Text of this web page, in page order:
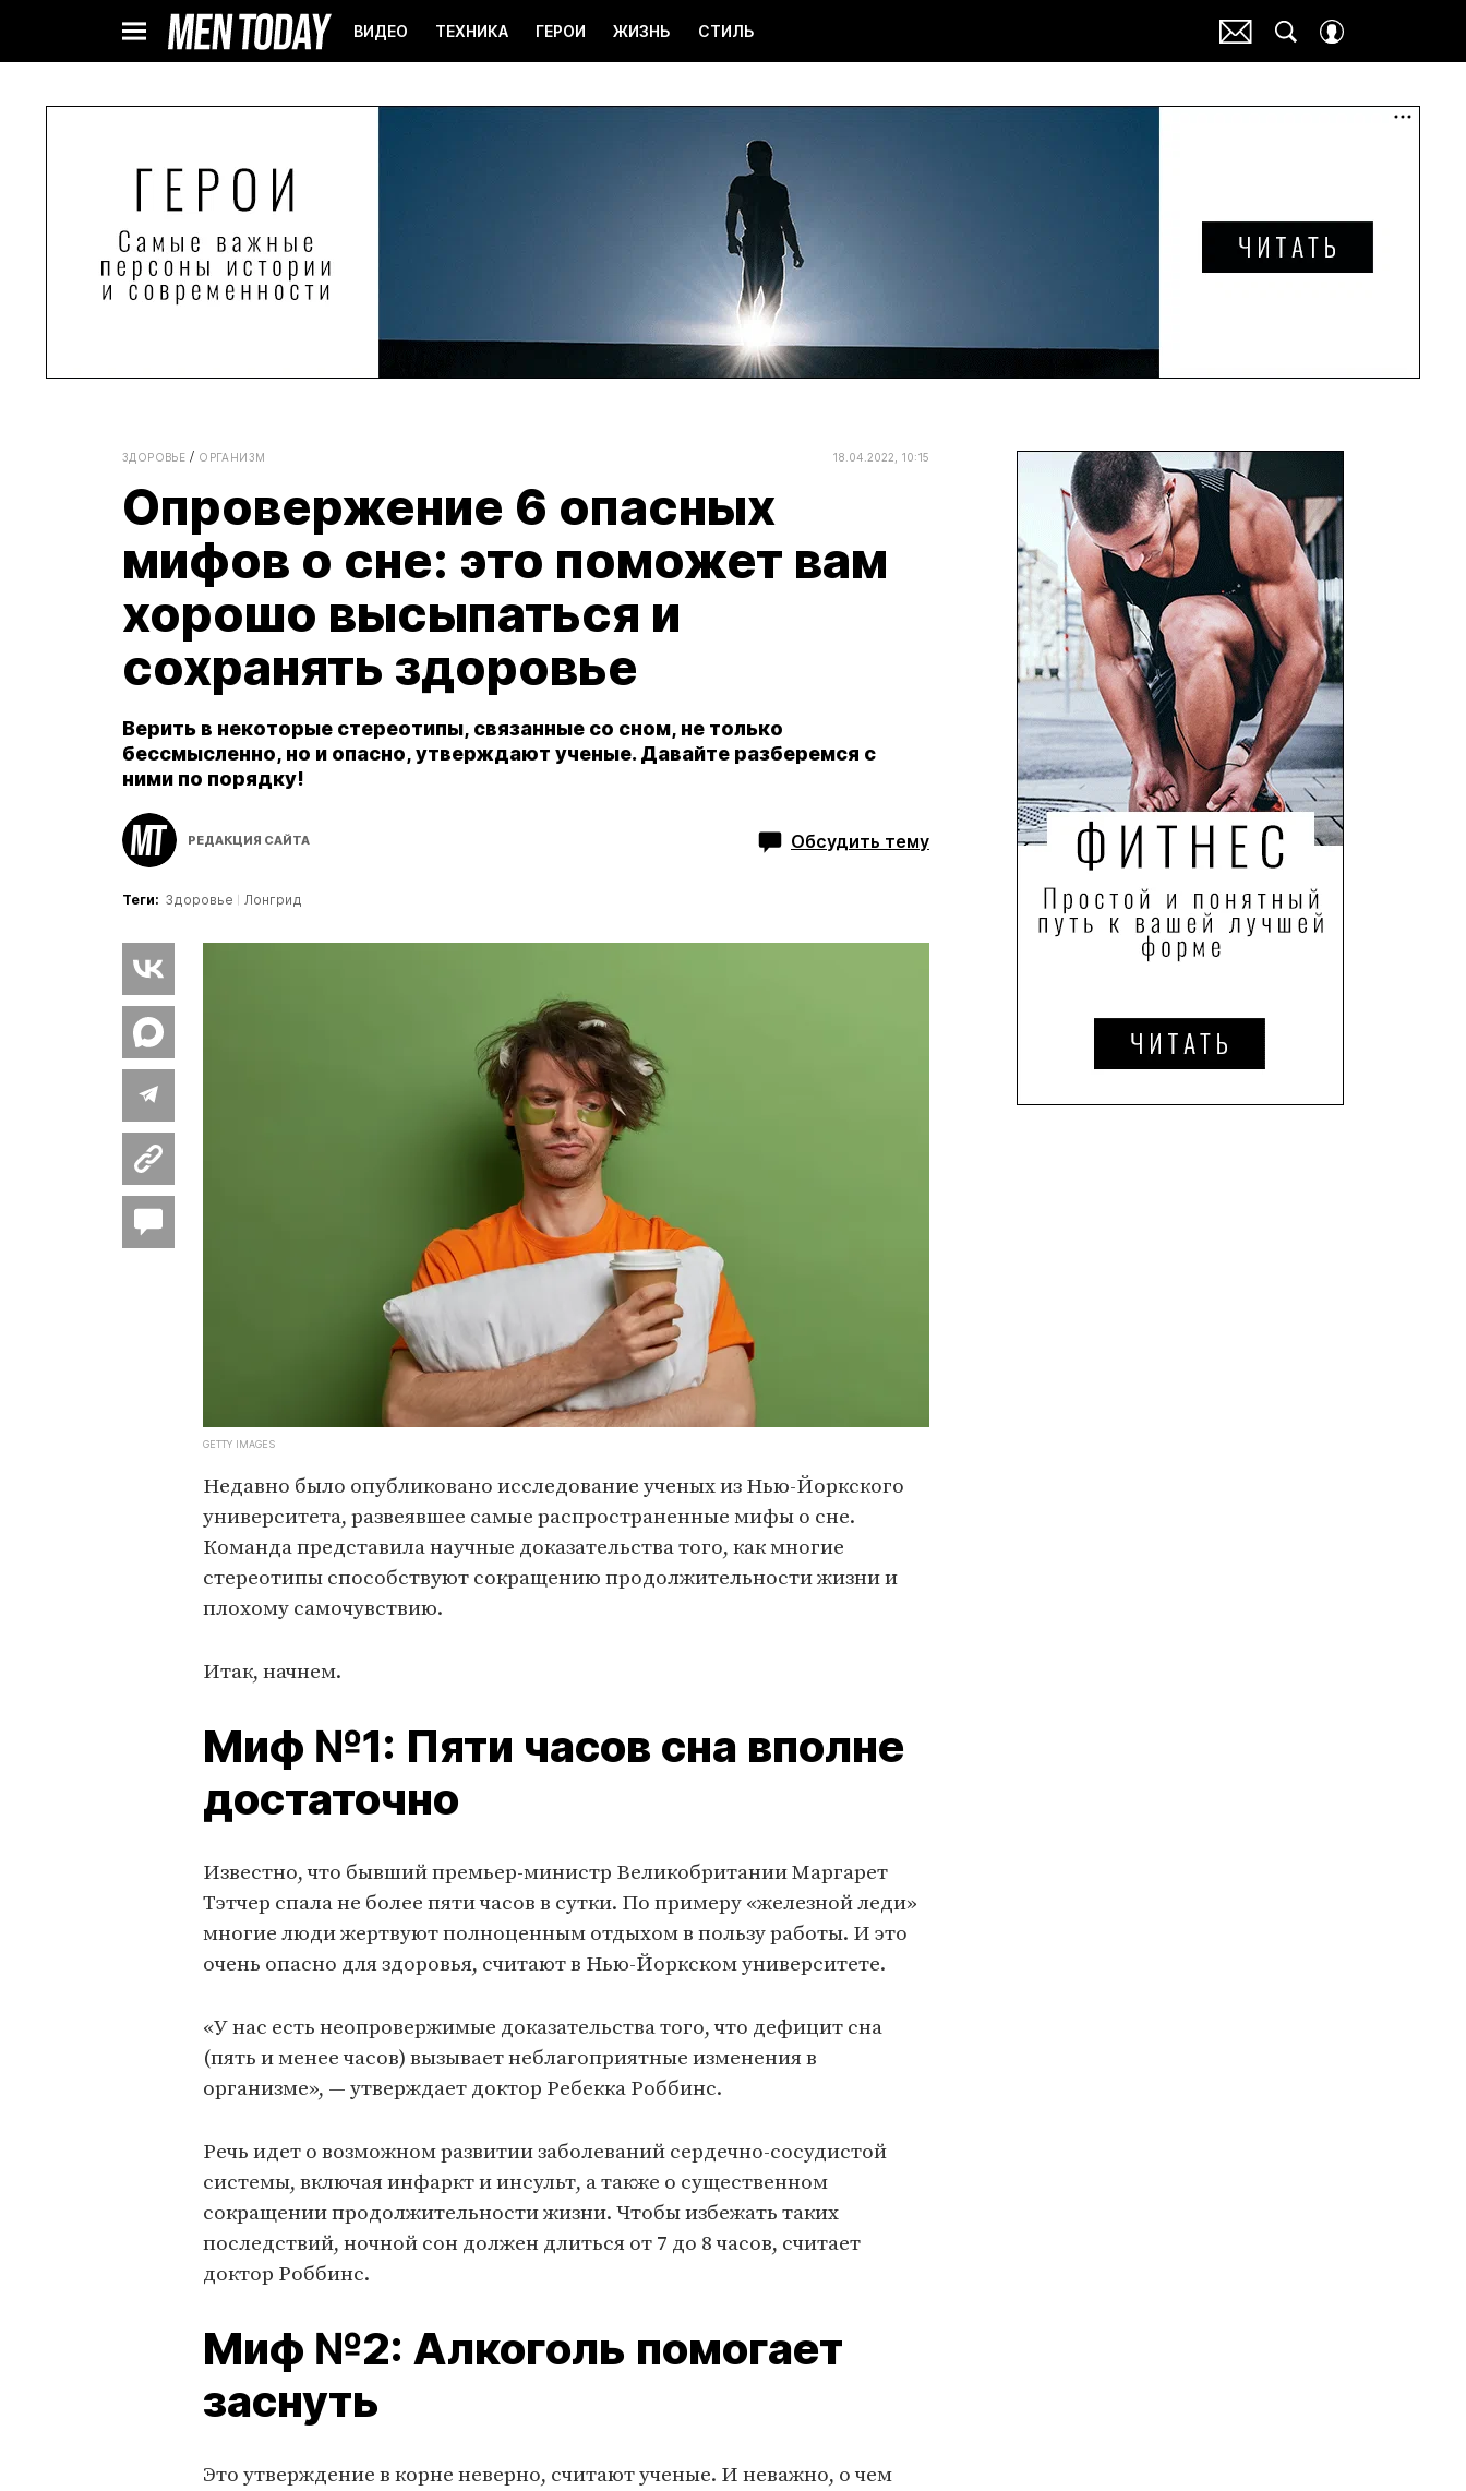
ВИДЕО ТЕХНИКА ГЕРОИ ЖИЗНЬ СТИЛЬ
ЗДОРОВЬЕ ОРГАНИЗМ 18.04.2022, 10:15
Опровержение 6 опасных
мифов о сне: это поможет вам
хорошо высыпаться и
сохранять здоровье
Верить в некоторые стереотипы, связанные со сном, не только
бессмысленно, но и опасно, утверждают ученые. Давайте разберемся с
ними по порядку!
РЕДАКЦИЯ САЙТА Обсудить тему
Теги: Здоровье Лонгрид
GETTY IMAGES
Недавно было опубликовано исследование ученых из Нью-Йоркского
университета, развеявшее самые распространенные мифы о сне.
Команда представила научные доказательства того, как многие
стереотипы способствуют сокращению продолжительности жизни и
плохому самочувствию.
Итак, начнем.
Миф №1: Пяти часов сна вполне
достаточно
Известно, что бывший премьер-министр Великобритании Маргарет
Тэтчер спала не более пяти часов в сутки. По примеру «железной леди»
многие люди жертвуют полноценным отдыхом в пользу работы. И это
очень опасно для здоровья, считают в Нью-Йоркском университете.
«У нас есть неопровержимые доказательства того, что дефицит сна
(пять и менее часов) вызывает неблагоприятные изменения в
организме», — утверждает доктор Ребекка Роббинс.
Речь идет о возможном развитии заболеваний сердечно-сосудистой
системы, включая инфаркт и инсульт, а также о существенном
сокращении продолжительности жизни. Чтобы избежать таких
последствий, ночной сон должен длиться от 7 до 8 часов, считает
доктор Роббинс.
Миф №2: Алкоголь помогает
заснуть
Это утверждение в корне неверно, считают ученые. И неважно, о чем